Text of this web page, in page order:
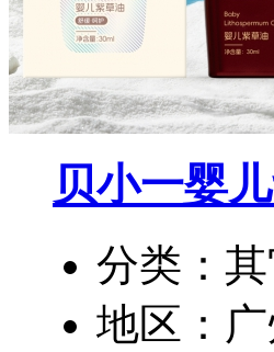
贝小一婴
分类：其
地区：广